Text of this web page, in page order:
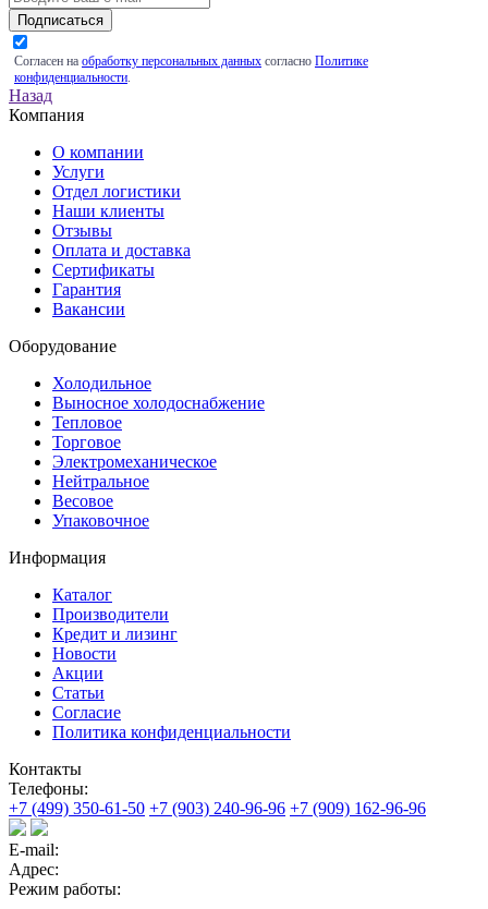
Подписаться
Согласен на обработку персональных данных согласно Политике
конфиденциальности
Назад
Компания
О компании
Услуги
Отдел логистики
Наши клиенты
Отзывы
Оплата и доставка
Сертификаты
Гарантия
Вакансии
Оборудование
Холодильное
Выносное холодоснабжение
Тепловое
Торговое
Электромеханическое
Нейтральное
Весовое
Упаковочное
Информация
Каталог
Производители
Кредит и лизинг
Новости
Акции
Статьи
Согласие
Политика конфиденциальности
Контакты
Телефоны:
+7 (499) 350-61-50 +7 (903) 240-96-96 +7 (909) 162-96-96
E-mail:
Адрес:
Режим работы: